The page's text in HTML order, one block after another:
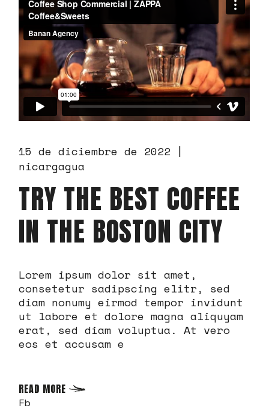
15 de diciembre de 2022
nicargagua
TRY THE BEST COFFEE
IN THE BOSTON CITY
Lorem ipsum dolor sit amet,
consetetur sadipscing elitr, sed
diam nonumy eirmod tempor invidunt
ut labore et dolore magna aliquyam
erat, sed diam voluptua. At vero
eos et accusam e
READ MORE
Fb